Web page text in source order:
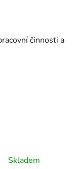
činnosti a
Skladem